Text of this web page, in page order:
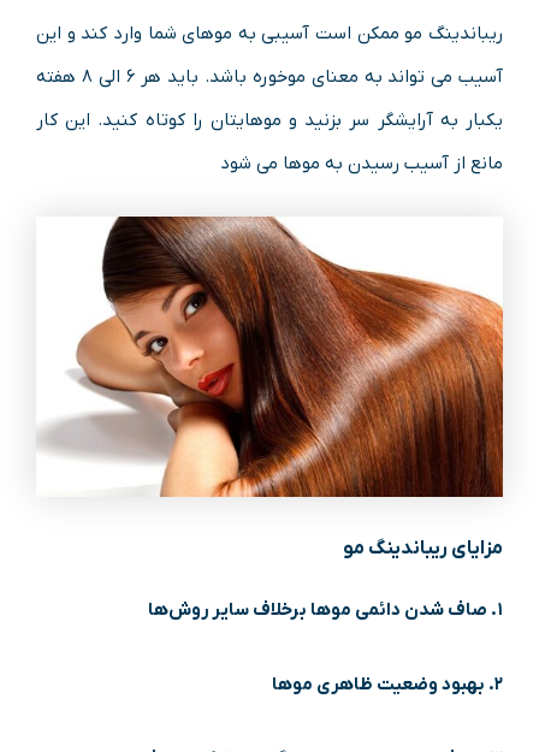
ریباندینگ مو ممکن است آسیبی به موهای شما وارد کند و این
آسیب می تواند به معنای موخوره باشد. باید هر ۶ الی ۸ هفته
یکبار به آرایشگر سر بزنید و موهایتان را کوتاه کنید. این کار
مانع از آسیب رسیدن به موها می شود
مزایای ریباندینگ مو
۱. صاف شدن دائمی مو‌ها برخلاف سایر روش‌ها
۲. بهبود وضعیت ظاهری مو‌ها